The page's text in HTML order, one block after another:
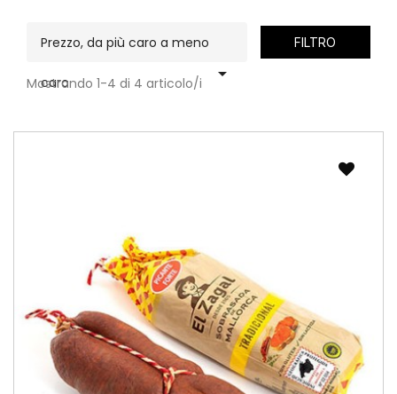
Prezzo, da più caro a meno
caro 
FILTRO
Mostrando 1-4 di 4 articolo/i